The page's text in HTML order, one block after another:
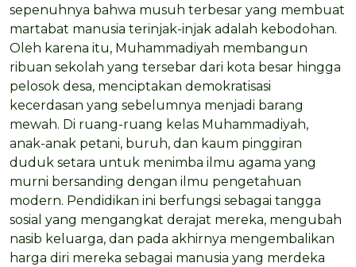
sepenuhnya bahwa musuh terbesar yang membuat
martabat manusia terinjak-injak adalah kebodohan.
Oleh karena itu, Muhammadiyah membangun
ribuan sekolah yang tersebar dari kota besar hingga
pelosok desa, menciptakan demokratisasi
kecerdasan yang sebelumnya menjadi barang
mewah. Di ruang-ruang kelas Muhammadiyah,
anak-anak petani, buruh, dan kaum pinggiran
duduk setara untuk menimba ilmu agama yang
murni bersanding dengan ilmu pengetahuan
modern. Pendidikan ini berfungsi sebagai tangga
sosial yang mengangkat derajat mereka, mengubah
nasib keluarga, dan pada akhirnya mengembalikan
harga diri mereka sebagai manusia yang merdeka